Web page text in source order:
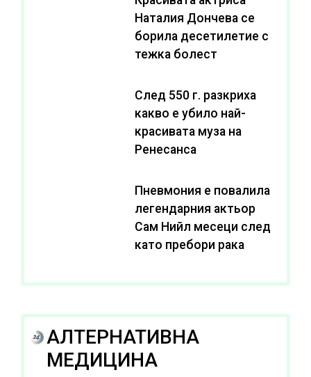
Наталия Дончева се
борила десетилетие с
тежка болест
След 550 г. разкриха
какво е убило най-
красивата муза на
Ренесанса
Пневмония е повалила
легендарния актьор
Сам Нийл месеци след
като пребори рака
АЛТЕРНАТИВНА
МЕДИЦИНА